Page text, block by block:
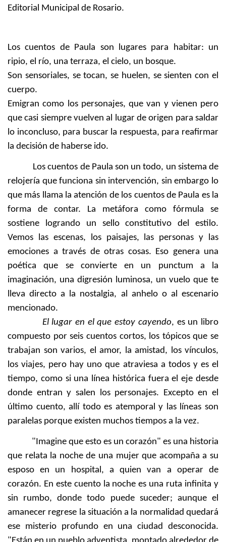
Editorial Municipal de Rosario.
Los cuentos de Paula son lugares para habitar: un
ripio, el río, una terraza, el cielo, un bosque.
Son sensoriales, se tocan, se huelen, se sienten con el
cuerpo.
Emigran como los personajes, que van y vienen pero
que casi siempre vuelven al lugar de origen para saldar
lo inconcluso, para buscar la respuesta, para reafirmar
la decisión de haberse ido.
Los cuentos de Paula son un todo, un sistema de
relojería que funciona sin intervención, sin embargo lo
que más llama la atención de los cuentos de Paula es la
forma de contar. La metáfora como fórmula se
sostiene logrando un sello constitutivo del estilo.
Vemos las escenas, los paisajes, las personas y las
emociones a través de otras cosas. Eso genera una
poética que se convierte en un punctum a la
imaginación, una digresión luminosa, un vuelo que te
lleva directo a la nostalgia, al anhelo o al escenario
mencionado.
El lugar en el que estoy cayendo, es un libro
compuesto por seis cuentos cortos, los tópicos que se
trabajan son varios, el amor, la amistad, los vínculos,
los viajes, pero hay uno que atraviesa a todos y es el
tiempo, como si una línea histórica fuera el eje desde
donde entran y salen los personajes. Excepto en el
último cuento, allí todo es atemporal y las líneas son
paralelas porque existen muchos tiempos a la vez.
"Imagine que esto es un corazón" es una historia
que relata la noche de una mujer que acompaña a su
esposo en un hospital, a quien van a operar de
corazón. En este cuento la noche es una ruta infinita y
sin rumbo, donde todo puede suceder; aunque el
amanecer regrese la situación a la normalidad quedará
ese misterio profundo en una ciudad desconocida.